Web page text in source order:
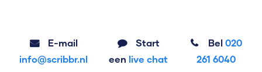
E-mail
info@scribbr.nl
Start
een live chat
Bel020
261 6040